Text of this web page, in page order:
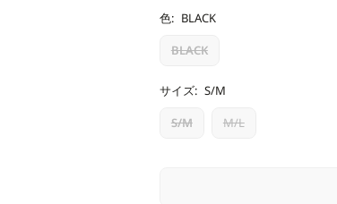
ル
価
色: BLACK
BLACK
サイズ: S/M
S/M
M/L